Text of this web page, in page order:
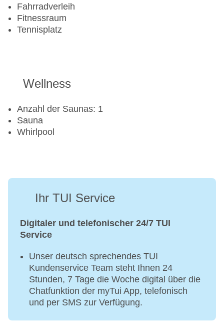
Fahrradverleih
Fitnessraum
Tennisplatz
Wellness
Anzahl der Saunas: 1
Sauna
Whirlpool
Ihr TUI Service
Digitaler und telefonischer 24/7 TUI
Service
Unser deutsch sprechendes TUI
Kundenservice Team steht Ihnen 24
Stunden, 7 Tage die Woche digital über die
Chatfunktion der myTui App, telefonisch
und per SMS zur Verfügung.